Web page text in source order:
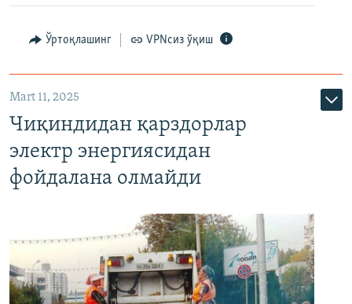
Ўртоқлашинг VPNсиз ўқиш
Mart 11, 2025
Чиқиндидан қарздорлар
электр энергиясидан
фойдалана олмайди